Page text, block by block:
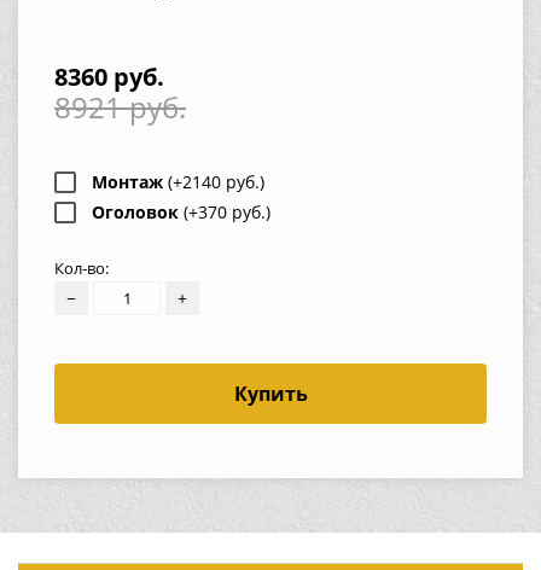
8360 руб.
8921 руб.
Монтаж (+2140 руб.)
Оголовок (+370 руб.)
Кол-во:
− +
Купить